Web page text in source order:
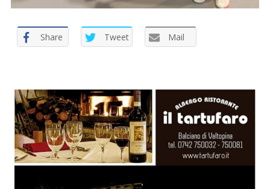
Share Tweet Mail
: